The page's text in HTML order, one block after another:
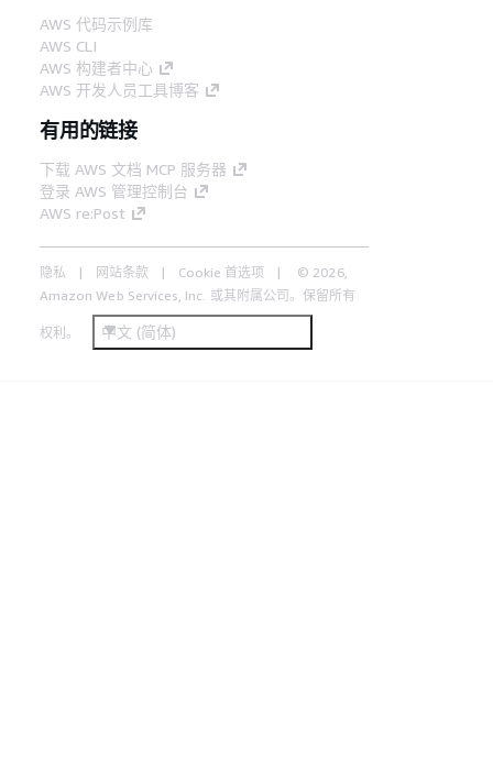
AWS 代码示例库
AWS CLI
AWS 构建者中心
AWS 开发人员工具博客
有用的链接
下载 AWS 文档 MCP 服务器
登录 AWS 管理控制台
AWS re:Post
隐私 网站条款 Cookie 首选项
© 2026,
Amazon Web Services, Inc. 或其附属公司。保留所有
权利。 中文 (简体)